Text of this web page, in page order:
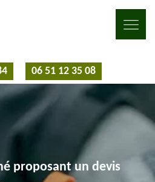
06 51 12 35 08
proposant un devis